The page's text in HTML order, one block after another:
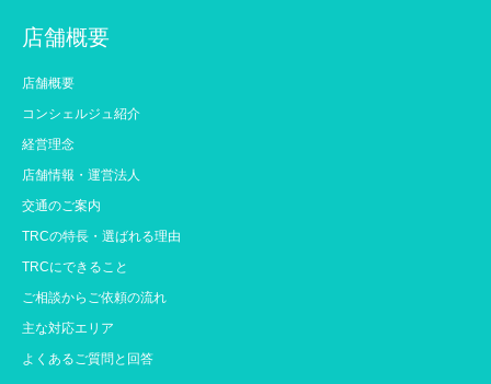
店舗概要
店舗概要
コンシェルジュ紹介
経営理念
店舗情報・運営法人
交通のご案内
TRCの特長・選ばれる理由
TRCにできること
ご相談からご依頼の流れ
主な対応エリア
よくあるご質問と回答